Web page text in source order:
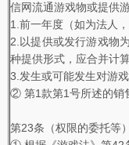
信网流通游戏物或提供
1.前一年度（如为法人
2.以提供或发行游戏物
种提供形式，应合并计算
3.发生或可能发生对游
② 第1款第1号所述的销
第23条（权限的委托等）